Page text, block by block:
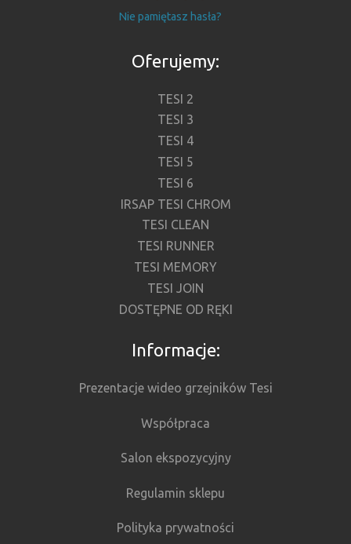
Nie pamiętasz hasła?
Oferujemy:
TESI 2
TESI 3
TESI 4
TESI 5
TESI 6
IRSAP TESI CHROM
TESI CLEAN
TESI RUNNER
TESI MEMORY
TESI JOIN
DOSTĘPNE OD RĘKI
Informacje:
Prezentacje wideo grzejników Tesi
Współpraca
Salon ekspozycyjny
Regulamin sklepu
Polityka prywatności